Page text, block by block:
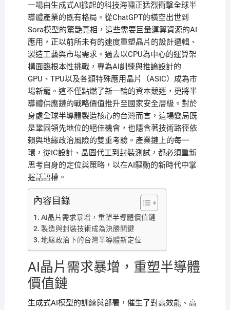
一場由生成式AI掀起的科技海嘯正猛烈衝擊全球半
導體產業的既有格局。從ChatGPT的橫空出世到
Sora模型的驚艷亮相，這些需要巨量運算資源的AI
應用，正以前所未有的速度重塑晶片的設計邏輯、
製造工藝與市場需求。過去以CPU為中心的運算架
構面臨根本性挑戰，專為AI訓練與推論設計的
GPU、TPU以及各類特殊應用晶片（ASIC）成為市
場新寵。這不僅點燃了新一輪的資本競逐，更將半
導體供應鏈的戰略價值推升至國家安全層級。對於
身處全球半導體製造核心的台灣而言，這場變局既
是鞏固領先地位的絕佳機會，也隱含著技術路徑依
賴與地緣政治風險的雙重考驗。產業鏈上的每一
環，從IC設計、晶圓代工到封裝測試，都必須重新
思考自身的定位與策略，以在AI驅動的新時代中掌
握話語權。
內容目錄
AI晶片需求暴增，重塑半導體價值鏈
製造與封裝技術成為決勝關鍵
地緣政治下的台灣半導體新定位
AI晶片需求暴增，重塑半導體
價值鏈
生成式AI模型的訓練與部署，催生了對高效能、高